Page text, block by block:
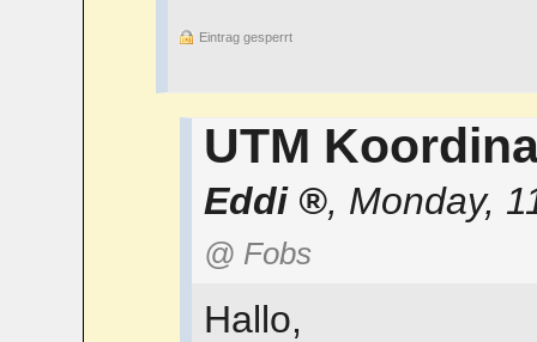
Eintrag gesperrt
UTM
Eddi , Monday,
@ Fobs
Hallo,